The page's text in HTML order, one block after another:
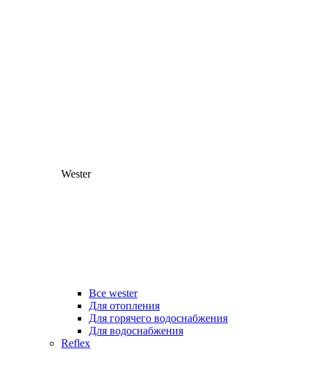
Wester
Все wester
Для отопления
Для горячего водоснабжения
Для водоснабжения
Reflex